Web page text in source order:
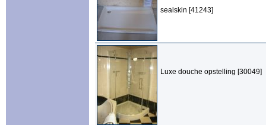
sealskin [41243]
Luxe douche opstelling [30049]